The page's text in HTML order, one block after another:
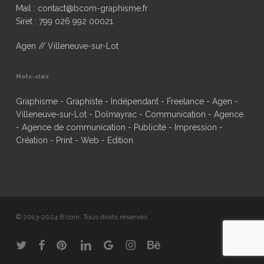
Mail : contact@bcom-graphisme.fr
Siret : 799 026 992 00021
Agen // Villeneuve-sur-Lot
Mots-clés
Graphisme - Graphiste - Indépendant - Freelance - Agen -
Villeneuve-sur-Lot - Dolmayrac - Communication - Agence
- Agence de communication - Publicité - Impression -
Création - Print - Web - Edition
© 2013-2024 B'com. Tous droits réservés
twitter facebookpinterestlinkedingoogle-instagrambehance